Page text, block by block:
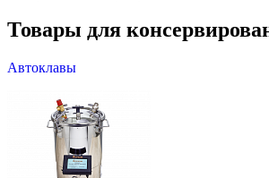
Товары для
Автоклавы